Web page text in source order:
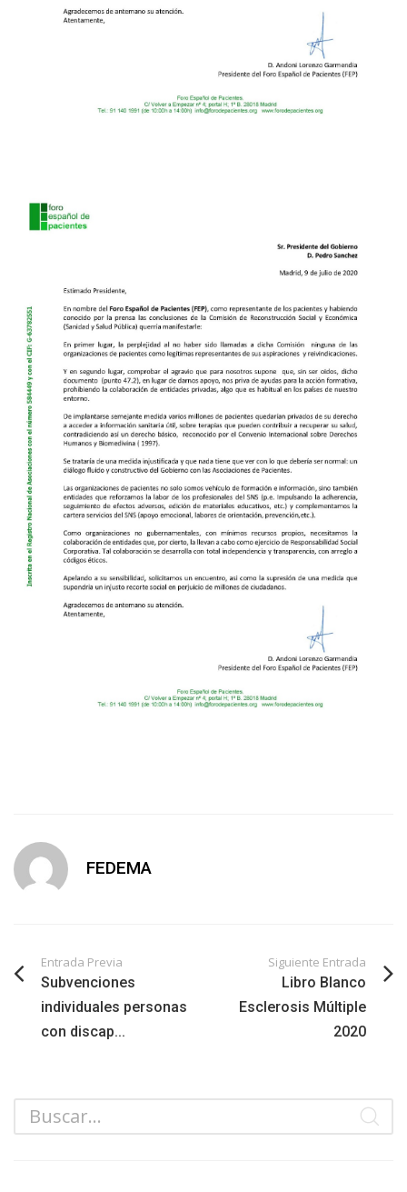
FEDEMA
Entrada Previa
Subvenciones
individuales personas
con discap...
Siguiente Entrada
Libro Blanco
Esclerosis Múltiple
2020